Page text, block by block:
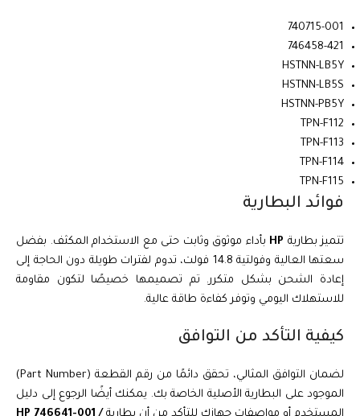
740715-001
746458-421
HSTNN-LB5Y
HSTNN-LB5S
HSTNN-PB5Y
TPN-F112
TPN-F113
TPN-F114
TPN-F115
فوائد البطارية
تتميز بطارية HP بأداء موثوق وثابت حتى مع الاستخدام المكثف. بفضل
سعتها العالية وفولتية 14.8 فولت، تدوم لفترات طويلة دون الحاجة إلى
إعادة الشحن بشكل متكرر. تم تصميمها خصيصًا لتكون مقاومة
للاستهلاك اليومي وتوفر كفاءة طاقة عالية.
كيفية التأكد من التوافق
لضمان التوافق المثالي، تحقق دائمًا من رقم القطعة (Part Number)
الموجود على البطارية الأصلية الخاصة بك. يمكنك أيضًا الرجوع إلى دليل